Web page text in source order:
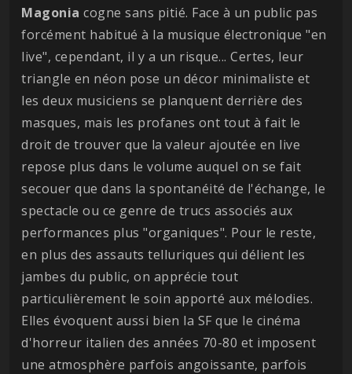
Magonia cogne sans pitié. Face à un public pas
forcément habitué à la musique électronique "en
live", cependant, il y a un risque... Certes, leur
triangle en néon pose un décor minimaliste et
les deux musiciens se planquent derrière des
masques, mais les profanes ont tout à fait le
droit de trouver que la valeur ajoutée en live
repose plus dans le volume auquel on se fait
secouer que dans la spontanéité de l'échange, le
spectacle ou ce genre de trucs associés aux
performances plus "organiques". Pour le reste,
en plus des assauts telluriques qui délient les
jambes du public, on apprécie tout
particulièrement le soin apporté aux mélodies.
Elles évoquent aussi bien la SF que le cinéma
d'horreur italien des années 70-80 et imposent
une atmosphère parfois angoissante, parfois